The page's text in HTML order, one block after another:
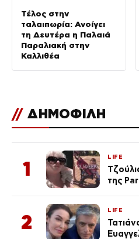
Τέλος στην
ταλαιπωρία: Ανοίγει
τη Δευτέρα η Παλαιά
Παραλιακή στην
Καλλιθέα
// ΔΗΜΟΦΙΛΗ
1
LIFE
της
2
LIFE